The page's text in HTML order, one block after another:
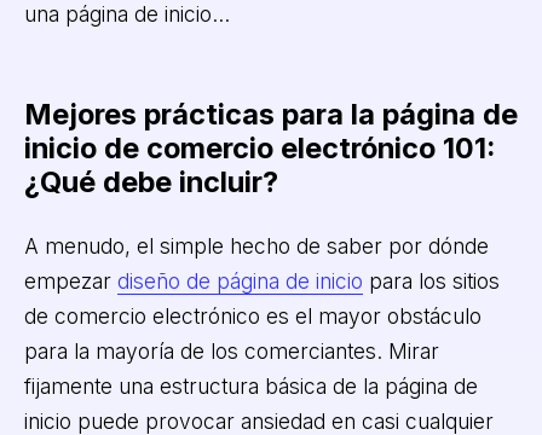
una página de inicio...
Mejores prácticas para la página de
inicio de comercio electrónico 101:
¿Qué debe incluir?
A menudo, el simple hecho de saber por dónde
empezar diseño de página de inicio para los sitios
de comercio electrónico es el mayor obstáculo
para la mayoría de los comerciantes. Mirar
fijamente una estructura básica de la página de
inicio puede provocar ansiedad en casi cualquier